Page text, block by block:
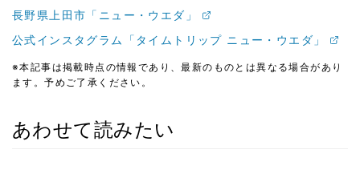
長野県上田市「ニュー・ウエダ」
公式インスタグラム「タイムトリップ ニュー・ウエダ」
※本記事は掲載時点の情報であり、最新のものとは異なる場合があり
ます。予めご了承ください。
あわせて読みたい